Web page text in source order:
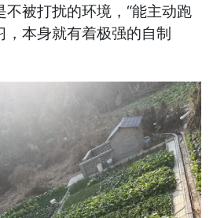
被打扰的环境，“能主动跑
本身就有着极强的自制